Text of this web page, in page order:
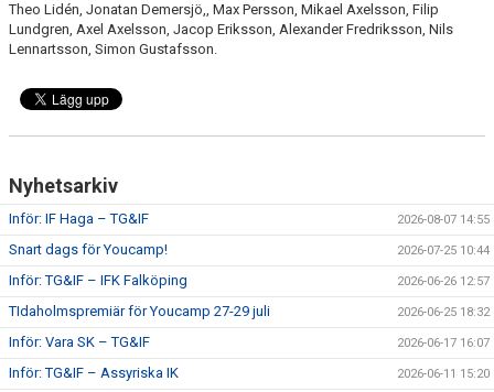
Theo Lidén, Jonatan Demersjö,, Max Persson, Mikael Axelsson, Filip
Lundgren, Axel Axelsson, Jacop Eriksson, Alexander Fredriksson, Nils
Lennartsson, Simon Gustafsson.
Nyhetsarkiv
Inför: IF Haga – TG&IF 2026-08-07 14:55
Snart dags för Youcamp! 2026-07-25 10:44
Inför: TG&IF – IFK Falköping 2026-06-26 12:57
TIdaholmspremiär för Youcamp 27-29 juli 2026-06-25 18:32
Inför: Vara SK – TG&IF 2026-06-17 16:07
Inför: TG&IF – Assyriska IK 2026-06-11 15:20